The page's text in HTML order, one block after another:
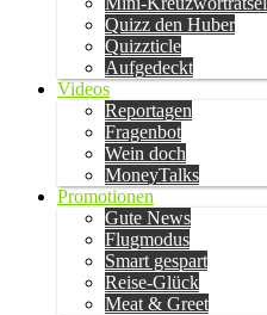
Quizz den Huber
Quizzticle
Aufgedeckt
Videos
Reportagen
Fragenbot
Wein doch
MoneyTalks
Promotionen
Gute News
Flugmodus
Smart gespart
Reise-Glück
Meat & Greet